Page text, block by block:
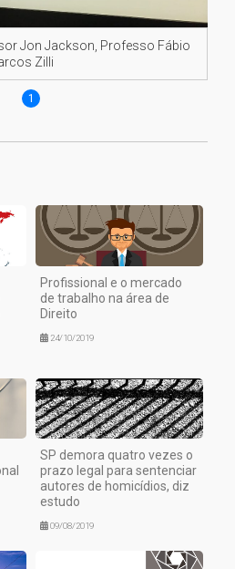
Jon Jackson, Professo Fábio
Zilli
1
Profissional e o mercado
de trabalho na área de
Direito
24/10/2019
SP demora quatro vezes o
prazo legal para sentenciar
autores de homicídios, diz
estudo
09/08/2019